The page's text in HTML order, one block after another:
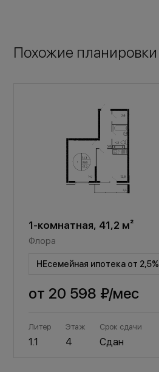
Похожие планировки
1-комнатная, 41,2 м²
Флора
НЕсемейная ипотека от 2,5%
от 20 598 ₽/мес
Литер
1.1
Этаж
4
Срок сдачи
Сдан